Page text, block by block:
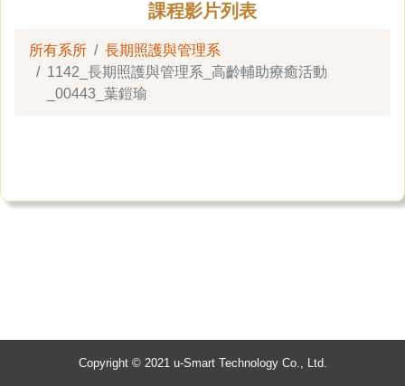
課程影片列表
所有系所
長期照護與管理系
1142_長期照護與管理系_高齡輔助療癒活動
_00443_葉鎧瑜
Copyright © 2021 u-Smart Technology Co., Ltd.